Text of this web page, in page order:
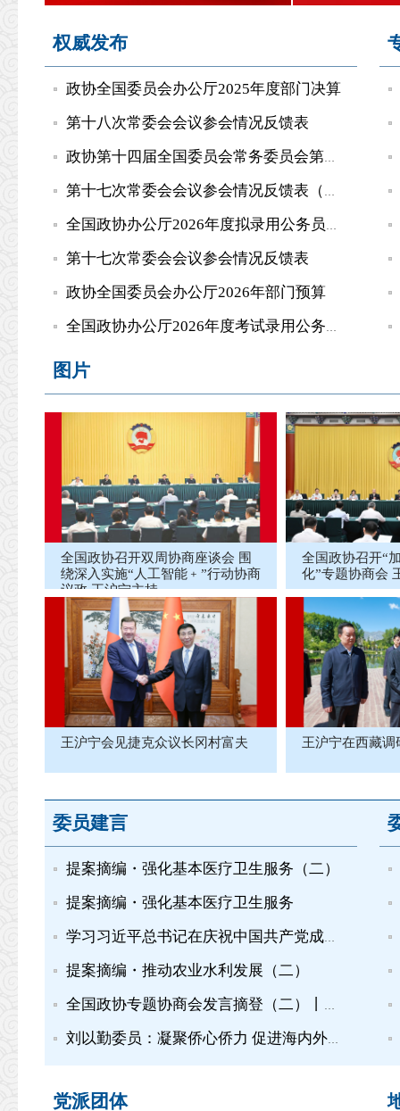
权威发布
政协全国委员会办公厅2025年度部门决算
第十八次常委会会议参会情况反馈表
政协第十四届全国委员会常务委员会第十八次会议专题分组报名...
第十七次常委会会议参会情况反馈表（地方政协、港澳中联办）
全国政协办公厅2026年度拟录用公务员公示公告
第十七次常委会会议参会情况反馈表
政协全国委员会办公厅2026年部门预算
全国政协办公厅2026年度考试录用公务员递补面试公告
图片
全国政协召开双周协商座谈会 围
绕深入实施“人工智能﹢”行动协商
议政 王沪宁主持
全国政协召开“
化”专题协商会
王沪宁会见捷克众议长冈村富夫 王沪宁在西藏调
委员建言
提案摘编・强化基本医疗卫生服务（二）
提案摘编・强化基本医疗卫生服务
学习习近平总书记在庆祝中国共产党成立105周年大会上的重要讲...
提案摘编・推动农业水利发展（二）
全国政协专题协商会发言摘登（二）丨推动建设农业强国
刘以勤委员：凝聚侨心侨力 促进海内外中华儿女团结奋斗
党派团体